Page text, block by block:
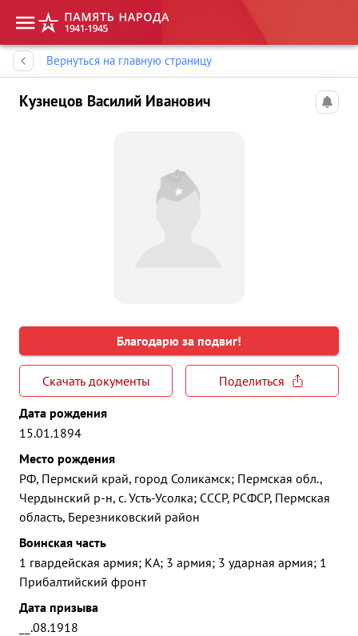
Вернуться на главную страницу
Кузнецов Василий Иванович
Благодарю за подвиг!
Скачать документы
Поделиться
Дата рождения
15.01.1894
Место рождения
РФ, Пермский край, город Соликамск; Пермская обл.,
Чердынский р-н, с. Усть-Усолка; СССР, РСФСР, Пермская
область, Березниковский район
Воинская часть
1 гвардейская армия; КА; 3 армия; 3 ударная армия; 1
Прибалтийский фронт
Дата призыва
__.08.1918
Память народа